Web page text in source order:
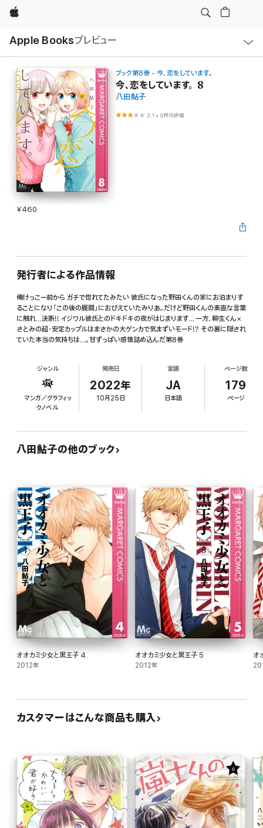
Apple
Apple Booksプレビュー
ル
ブック第8巻 - 今、恋をしています。
今、恋をしています。 8
八田鮎子
3.1 • 9件の評価
¥460
発行者による作品情報
俺けっこー前から ガチで惚れてたみたい 彼氏になった野田くんの家にお泊まりす
ることになり「この後の展開」におびえていたみりあ。だけど野田くんの素直な言葉
に触れ…決断!! イジワル彼氏とのドキドキの夜がはじまります… 一方、柳生くん×
さとみの超・安定カップルはまさかの大ゲンカで気まずいモード!? その裏に隠され
ていた本当の気持ちは…。甘ずっぱい感情詰め込んだ第8巻
ジャンル
マンガ／グラフィッ
クノベル
発売日
2022年
10月25日
言語
JA
日本語
ページ数
179
ページ
八田鮎子の他のブック
オオカミ少女と黒王子 4
2012年
オオカミ少女と黒王子 5
2012年
オ
カスタマーはこんな商品も購入